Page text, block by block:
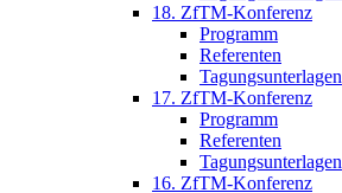
18. ZfTM-Konferenz
Programm
Referenten
Tagungsunterlagen
17. ZfTM-Konferenz
Programm
Referenten
Tagungsunterlagen
16. ZfTM-Konferenz